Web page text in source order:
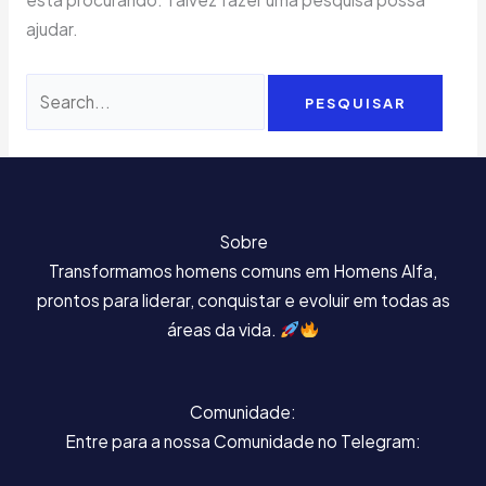
ajudar.
Sobre
Transformamos homens comuns em Homens Alfa,
prontos para liderar, conquistar e evoluir em todas as
áreas da vida.
Comunidade:
Entre para a nossa Comunidade no Telegram: